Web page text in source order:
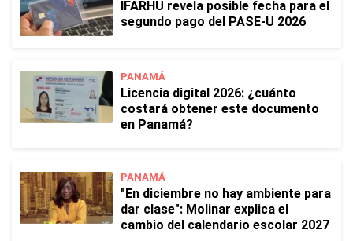
IFARHU revela posible fecha para el
segundo pago del PASE-U 2026
PANAMÁ
Licencia digital 2026: ¿cuánto
costará obtener este documento
en Panamá?
PANAMÁ
"En diciembre no hay ambiente para
dar clase": Molinar explica el
cambio del calendario escolar 2027